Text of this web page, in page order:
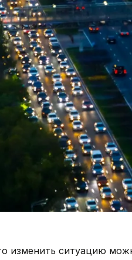
изменить ситуацию